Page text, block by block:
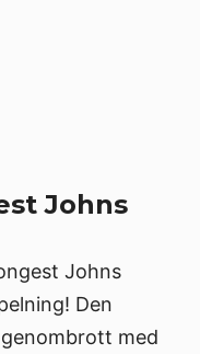
Johns
Johns
Den
med